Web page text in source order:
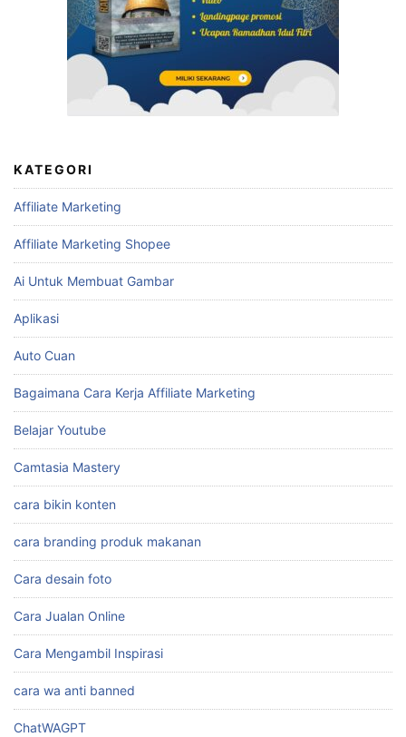
KATEGORI
Affiliate Marketing
Affiliate Marketing Shopee
Ai Untuk Membuat Gambar
Aplikasi
Auto Cuan
Bagaimana Cara Kerja Affiliate Marketing
Belajar Youtube
Camtasia Mastery
cara bikin konten
cara branding produk makanan
Cara desain foto
Cara Jualan Online
Cara Mengambil Inspirasi
cara wa anti banned
ChatWAGPT